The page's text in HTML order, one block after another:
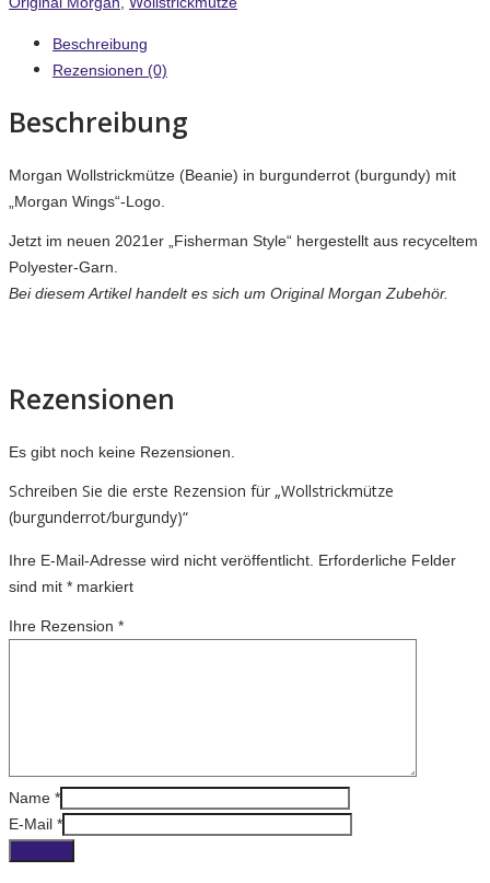
Beschreibung
Rezensionen (0)
Beschreibung
Morgan Wollstrickmütze (Beanie) in burgunderrot (burgundy) mit
„Morgan Wings“-Logo.
Jetzt im neuen 2021er „Fisherman Style“ hergestellt aus recyceltem
Polyester-Garn.
Bei diesem Artikel handelt es sich um Original Morgan Zubehör.
Rezensionen
Es gibt noch keine Rezensionen.
Schreiben Sie die erste Rezension für „Wollstrickmütze
(burgunderrot/burgundy)“
Ihre E-Mail-Adresse wird nicht veröffentlicht. Erforderliche Felder
sind mit * markiert
Ihre Rezension *
Name *
E-Mail *